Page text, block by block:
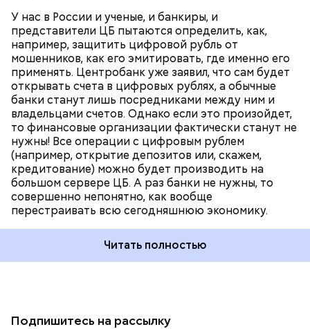
У нас в России и ученые, и банкиры, и
представители ЦБ пытаются определить, как,
например, защитить цифровой рубль от
мошенников, как его эмитировать, где именно его
применять. Центробанк уже заявил, что сам будет
открывать счета в цифровых рублях, а обычные
банки станут лишь посредниками между ним и
владельцами счетов. Однако если это произойдет,
то финансовые организации фактически станут не
нужны! Все операции с цифровым рублем
(например, открытие депозитов или, скажем,
кредитование) можно будет производить на
большом сервере ЦБ. А раз банки не нужны, то
совершенно непонятно, как вообще
перестраивать всю сегодняшнюю экономику.
Фото: Любимов Андрей / АГН Москва
Читать полностью
Подпишитесь на рассылку